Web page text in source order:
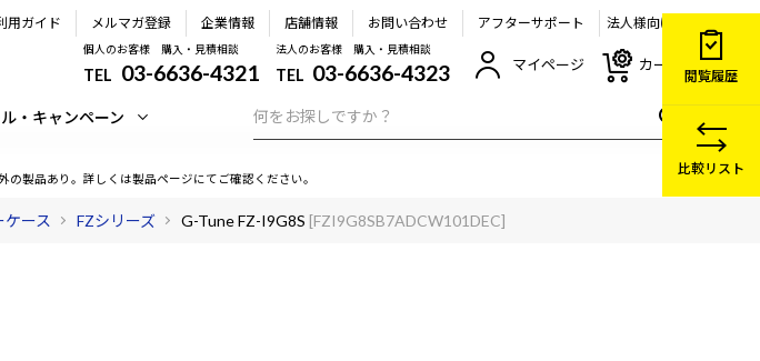
用ガイド メルマガ登録 企業情報 店舗情報 お問い合わせ アフターサポート 法人様向け
個人のお客様 購入・見積相談
TEL 03-6636-4321
法人のお客様 購入・見積相談
TEL 03-6636-4323 マイページ カート
・キャンペーン
の製品あり。詳しくは製品ページにてご確認ください。
ケース FZシリーズ G-Tune FZ-I9G8S [FZI9G8SB7ADCW101DEC]
閲覧履歴
比較リスト